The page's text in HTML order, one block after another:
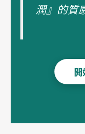
潤』的質